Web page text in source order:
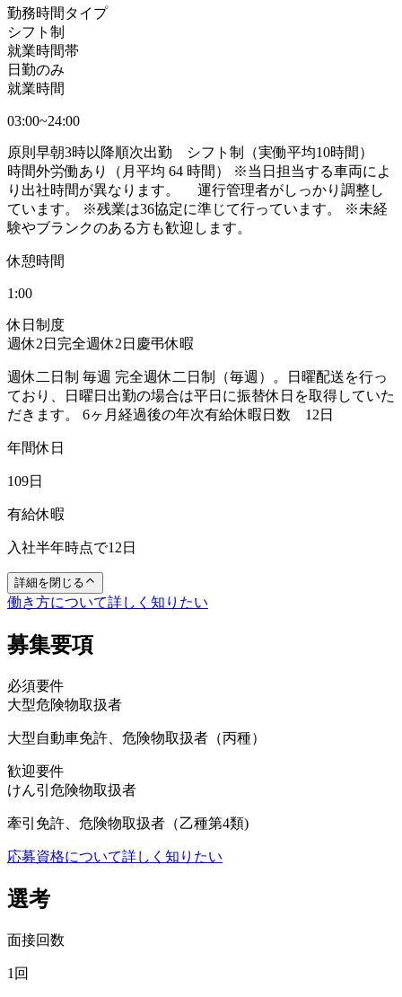
勤務時間タイプ
シフト制
就業時間帯
日勤のみ
就業時間
03:00~24:00
原則早朝3時以降順次出勤 シフト制（実働平均10時間）
時間外労働あり（月平均 64 時間） ※当日担当する車両によ
り出社時間が異なります。 運行管理者がしっかり調整し
ています。 ※残業は36協定に準じて行っています。 ※未経
験やブランクのある方も歓迎します。
休憩時間
1:00
休日制度
週休2日 完全週休2日 慶弔休暇
週休二日制 毎週 完全週休二日制（毎週）。日曜配送を行っ
ており、日曜日出勤の場合は平日に振替休日を取得していた
だきます。 6ヶ月経過後の年次有給休暇日数 12日
年間休日
109日
有給休暇
入社半年時点で12日
詳細を閉じる
働き方について詳しく知りたい
募集要項
必須要件
大型危険物取扱者
大型自動車免許、危険物取扱者（丙種）
歓迎要件
けん引 危険物取扱者
牽引免許、危険物取扱者（乙種第4類)
応募資格について詳しく知りたい
選考
面接回数
1回